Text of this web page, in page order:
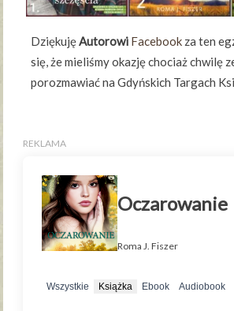
Dziękuję Autorowi Facebook za ten
się, że mieliśmy okazję chociaż chwilę
porozmawiać na Gdyńskich Targach